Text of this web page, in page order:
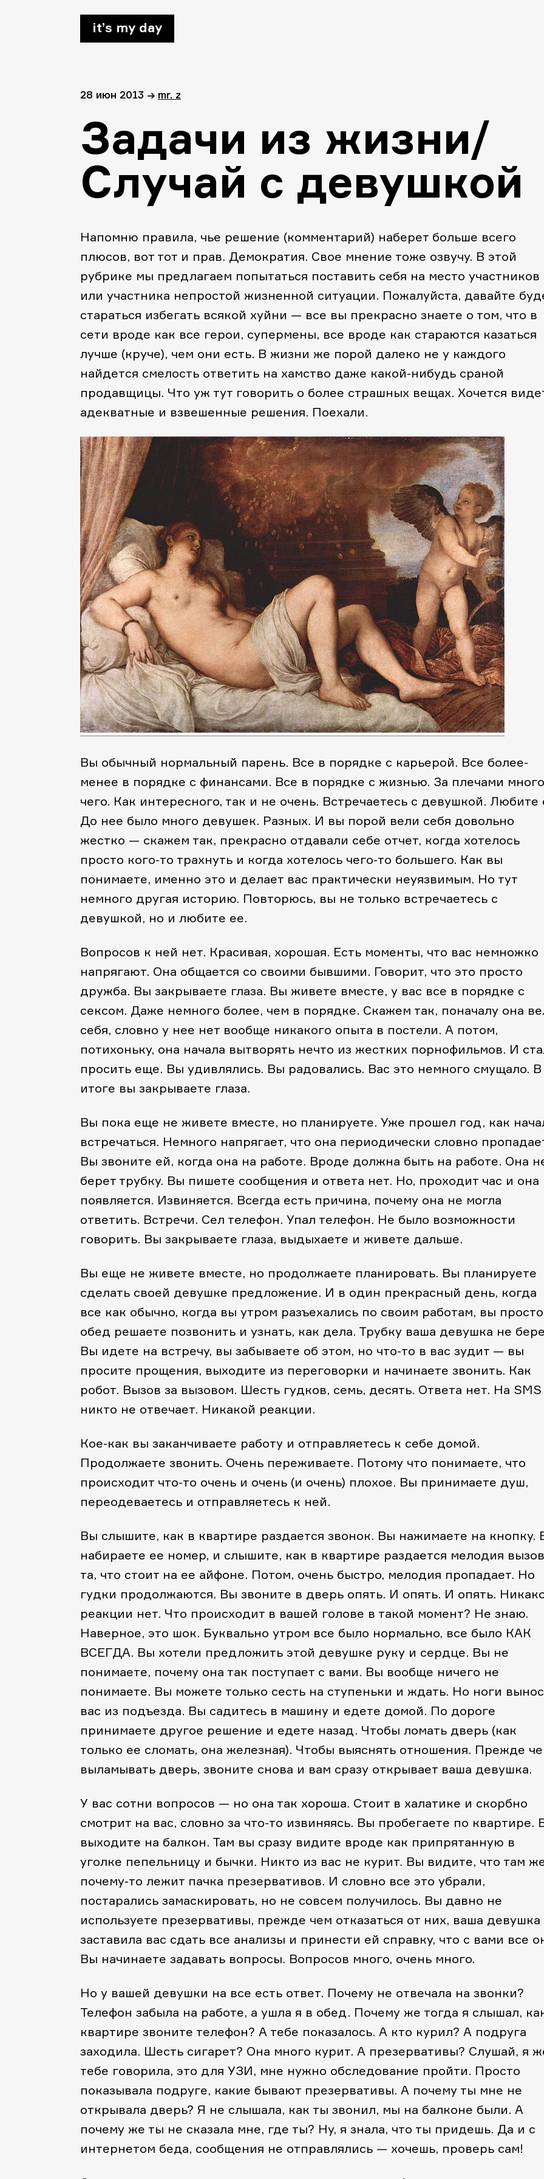
it’s my day
28 июн 2013 → mr. z
Задачи из жизни/
Случай с девушкой
Напомню правила, чье решение (комментарий) наберет больше всего
плюсов, вот тот и прав. Демократия. Свое мнение тоже озвучу. В этой
рубрике мы предлагаем попытаться поставить себя на место участников
или участника непростой жизненной ситуации. Пожалуйста, давайте
стараться избегать всякой хуйни — все вы прекрасно знаете о том, что в
сети вроде как все герои, супермены, все вроде как стараются казаться
лучше (круче), чем они есть. В жизни же порой далеко не у каждого
найдется смелость ответить на хамство даже какой-нибудь сраной
продавщицы. Что уж тут говорить о более страшных вещах. Хочется
адекватные и взвешенные решения. Поехали.
Вы обычный нормальный парень. Все в порядке с карьерой. Все более-
менее в порядке с финансами. Все в порядке с жизнью. За плечами много
чего. Как интересного, так и не очень. Встречаетесь с девушкой. Любите
До нее было много девушек. Разных. И вы порой вели себя довольно
жестко — скажем так, прекрасно отдавали себе отчет, когда хотелось
просто кого-то трахнуть и когда хотелось чего-то большего. Как вы
понимаете, именно это и делает вас практически неуязвимым. Но тут
немного другая историю. Повторюсь, вы не только встречаетесь с
девушкой, но и любите ее.
Вопросов к ней нет. Красивая, хорошая. Есть моменты, что вас немножко
напрягают. Она общается со своими бывшими. Говорит, что это просто
дружба. Вы закрываете глаза. Вы живете вместе, у вас все в порядке с
сексом. Даже немного более, чем в порядке. Скажем так, поначалу она
себя, словно у нее нет вообще никакого опыта в постели. А потом,
потихоньку, она начала вытворять нечто из жестких порнофильмов. И
просить еще. Вы удивлялись. Вы радовались. Вас это немного смущало. В
итоге вы закрываете глаза.
Вы пока еще не живете вместе, но планируете. Уже прошел год, как
встречаться. Немного напрягает, что она периодически словно
Вы звоните ей, когда она на работе. Вроде должна быть на работе. Она
берет трубку. Вы пишете сообщения и ответа нет. Но, проходит час и она
появляется. Извиняется. Всегда есть причина, почему она не могла
ответить. Встречи. Сел телефон. Упал телефон. Не было возможности
говорить. Вы закрываете глаза, выдыхаете и живете дальше.
Вы еще не живете вместе, но продолжаете планировать. Вы планируете
сделать своей девушке предложение. И в один прекрасный день, когда
все как обычно, когда вы утром разъехались по своим работам, вы
обед решаете позвонить и узнать, как дела. Трубку ваша девушка не
Вы идете на встречу, вы забываете об этом, но что-то в вас зудит — вы
просите прощения, выходите из переговорки и начинаете звонить. Как
робот. Вызов за вызовом. Шесть гудков, семь, десять. Ответа нет. На SMS
никто не отвечает. Никакой реакции.
Кое-как вы заканчиваете работу и отправляетесь к себе домой.
Продолжаете звонить. Очень переживаете. Потому что понимаете, что
происходит что-то очень и очень (и очень) плохое. Вы принимаете душ,
переодеваетесь и отправляетесь к ней.
Вы слышите, как в квартире раздается звонок. Вы нажимаете на кнопку.
набираете ее номер, и слышите, как в квартире раздается мелодия
та, что стоит на ее айфоне. Потом, очень быстро, мелодия пропадает. Но
гудки продолжаются. Вы звоните в дверь опять. И опять. И опять.
реакции нет. Что происходит в вашей голове в такой момент? Не знаю.
Наверное, это шок. Буквально утром все было нормально, все было КАК
ВСЕГДА. Вы хотели предложить этой девушке руку и сердце. Вы не
понимаете, почему она так поступает с вами. Вы вообще ничего не
понимаете. Вы можете только сесть на ступеньки и ждать. Но ноги
вас из подъезда. Вы садитесь в машину и едете домой. По дороге
принимаете другое решение и едете назад. Чтобы ломать дверь (как
только ее сломать, она железная). Чтобы выяснять отношения. Прежде
выламывать дверь, звоните снова и вам сразу открывает ваша девушка.
У вас сотни вопросов — но она так хороша. Стоит в халатике и скорбно
смотрит на вас, словно за что-то извиняясь. Вы пробегаете по квартире.
выходите на балкон. Там вы сразу видите вроде как припрятанную в
уголке пепельницу и бычки. Никто из вас не курит. Вы видите, что там
почему-то лежит пачка презервативов. И словно все это убрали,
постарались замаскировать, но не совсем получилось. Вы давно не
используете презервативы, прежде чем отказаться от них, ваша девушка
заставила вас сдать все анализы и принести ей справку, что с вами все
Вы начинаете задавать вопросы. Вопросов много, очень много.
Но у вашей девушки на все есть ответ. Почему не отвечала на звонки?
Телефон забыла на работе, а ушла я в обед. Почему же тогда я слышал,
квартире звоните телефон? А тебе показалось. А кто курил? А подруга
заходила. Шесть сигарет? Она много курит. А презервативы? Слушай, я
тебе говорила, это для УЗИ, мне нужно обследование пройти. Просто
показывала подруге, какие бывают презервативы. А почему ты мне не
открывала дверь? Я не слышала, как ты звонил, мы на балконе были. А
почему же ты не сказала мне, где ты? Ну, я знала, что ты придешь. Да и с
интернетом беда, сообщения не отправлялись — хочешь, проверь сам!